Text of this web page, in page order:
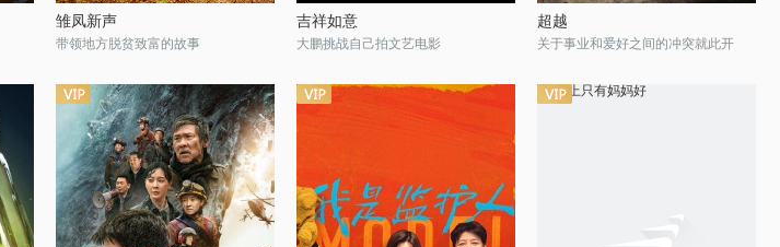
雏凤新声
带领地方脱贫致富的故事
吉祥如意
大鹏挑战自己拍文艺电影
超越
关于事业和爱好之间的冲突就此开